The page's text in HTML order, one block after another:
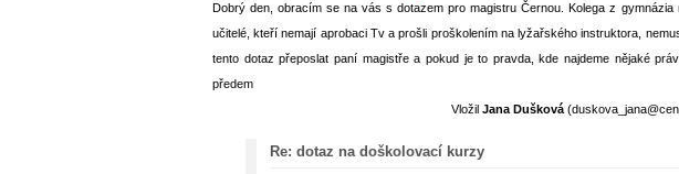
Dobrý den, obracím se na vás s dotazem pro magistru Černou. Kolega z
učitelé, kteří nemají aprobaci Tv a prošli proškolením na lyžařského instruktora,
tento dotaz přeposlat paní magistře a pokud je to pravda, kde najdeme nějaké
předem
Vložil Jana Dušková
Re: dotaz na doškolovací kurzy